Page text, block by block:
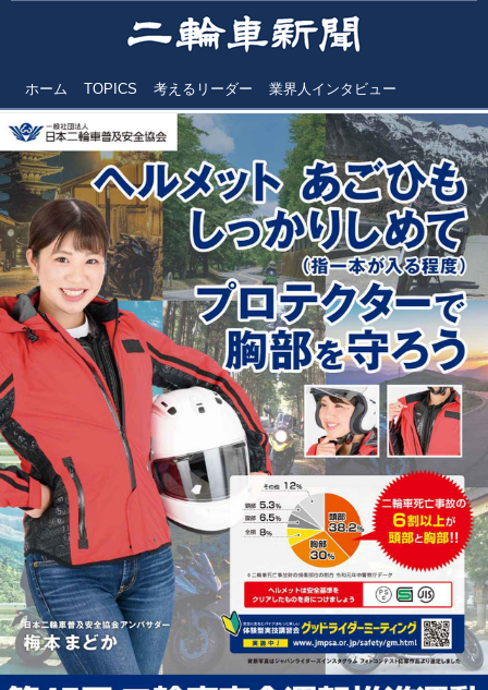
ホーム TOPICS 考えるリーダー 業界人インタビュー